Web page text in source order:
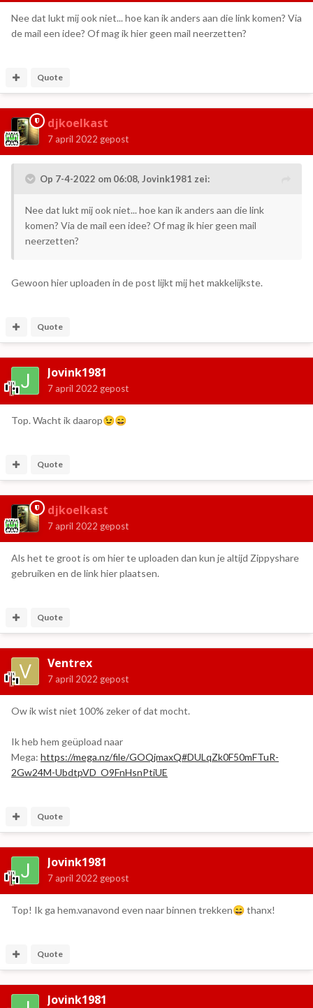
Nee dat lukt mij ook niet... hoe kan ik anders aan die link komen? Via
de mail een idee? Of mag ik hier geen mail neerzetten?
Quote
djkoelkast
7 april 2022 gepost
Op 7-4-2022 om 06:08, Jovink1981 zei:
Nee dat lukt mij ook niet... hoe kan ik anders aan die link
komen? Via de mail een idee? Of mag ik hier geen mail
neerzetten?
Gewoon hier uploaden in de post lijkt mij het makkelijkste.
Quote
Jovink1981
7 april 2022 gepost
Top. Wacht ik daarop😉😄
Quote
djkoelkast
7 april 2022 gepost
Als het te groot is om hier te uploaden dan kun je altijd Zippyshare
gebruiken en de link hier plaatsen.
Quote
Ventrex
7 april 2022 gepost
Ow ik wist niet 100% zeker of dat mocht.
Ik heb hem geüpload naar
Mega: https://mega.nz/file/GOQjmaxQ#DULqZk0F50mFTuR-
2Gw24M-UbdtpVD_O9FnHsnPtiUE
Quote
Jovink1981
7 april 2022 gepost
Top! Ik ga hem.vanavond even naar binnen trekken😄thanx!
Quote
Jovink1981